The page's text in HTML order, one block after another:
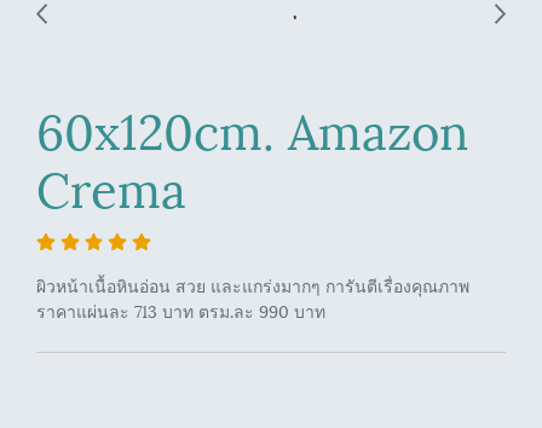
60x120cm. Amazon
Crema
ผิวหน้าเนื้อหินอ่อน สวย และแกร่งมากๆ การันตีเรื่องคุณภาพ
ราคาแผ่นละ 713 บาท ตรม.ละ 990 บาท